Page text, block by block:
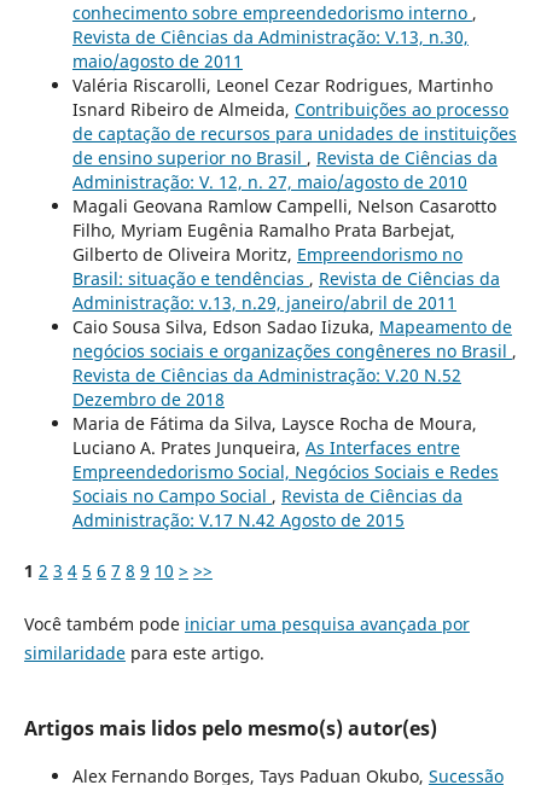
conhecimento sobre empreendedorismo interno ,
Revista de Ciências da Administração: V.13, n.30,
maio/agosto de 2011
Valéria Riscarolli, Leonel Cezar Rodrigues, Martinho
Isnard Ribeiro de Almeida, Contribuições ao processo
de captação de recursos para unidades de instituições
de ensino superior no Brasil , Revista de Ciências da
Administração: V. 12, n. 27, maio/agosto de 2010
Magali Geovana Ramlow Campelli, Nelson Casarotto
Filho, Myriam Eugênia Ramalho Prata Barbejat,
Gilberto de Oliveira Moritz, Empreendorismo no
Brasil: situação e tendências , Revista de Ciências da
Administração: v.13, n.29, janeiro/abril de 2011
Caio Sousa Silva, Edson Sadao Iizuka, Mapeamento de
negócios sociais e organizações congêneres no Brasil ,
Revista de Ciências da Administração: V.20 N.52
Dezembro de 2018
Maria de Fátima da Silva, Laysce Rocha de Moura,
Luciano A. Prates Junqueira, As Interfaces entre
Empreendedorismo Social, Negócios Sociais e Redes
Sociais no Campo Social , Revista de Ciências da
Administração: V.17 N.42 Agosto de 2015
1 2 3 4 5 6 7 8 9 10 > >>
Você também pode iniciar uma pesquisa avançada por
similaridadepara este artigo.
Artigos mais lidos pelo mesmo(s) autor(es)
Alex Fernando Borges, Tays Paduan Okubo, Sucessão